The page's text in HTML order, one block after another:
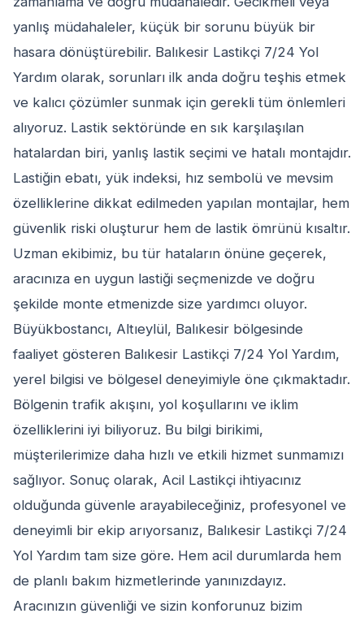
yanlış müdahaleler, küçük bir sorunu büyük bir
hasara dönüştürebilir. Balıkesir Lastikçi 7/24 Yol
Yardım olarak, sorunları ilk anda doğru teşhis etmek
ve kalıcı çözümler sunmak için gerekli tüm önlemleri
alıyoruz. Lastik sektöründe en sık karşılaşılan
hatalardan biri, yanlış lastik seçimi ve hatalı montajdır.
Lastiğin ebatı, yük indeksi, hız sembolü ve mevsim
özelliklerine dikkat edilmeden yapılan montajlar, hem
güvenlik riski oluşturur hem de lastik ömrünü kısaltır.
Uzman ekibimiz, bu tür hataların önüne geçerek,
aracınıza en uygun lastiği seçmenizde ve doğru
şekilde monte etmenizde size yardımcı oluyor.
Büyükbostancı, Altıeylül, Balıkesir bölgesinde
faaliyet gösteren Balıkesir Lastikçi 7/24 Yol Yardım,
yerel bilgisi ve bölgesel deneyimiyle öne çıkmaktadır.
Bölgenin trafik akışını, yol koşullarını ve iklim
özelliklerini iyi biliyoruz. Bu bilgi birikimi,
müşterilerimize daha hızlı ve etkili hizmet sunmamızı
sağlıyor. Sonuç olarak, Acil Lastikçi ihtiyacınız
olduğunda güvenle arayabileceğiniz, profesyonel ve
deneyimli bir ekip arıyorsanız, Balıkesir Lastikçi 7/24
Yol Yardım tam size göre. Hem acil durumlarda hem
de planlı bakım hizmetlerinde yanınızdayız.
Aracınızın güvenliği ve sizin konforunuz bizim